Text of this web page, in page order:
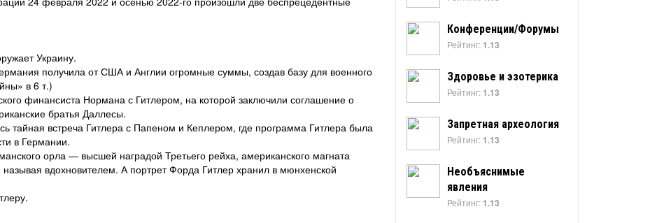
Украину.
получила от США и Англии огромные суммы, создав базу для военного
в 6 т.)
финансиста Нормана с Гитлером, на которой заключили соглашение о
братья Даллесы.
тайная встреча Гитлера с Папеном и Кеплером, где программа Гитлера была
в Германии.
орла — высшей наградой Третьего рейха, американского магната
вдохновителем. А портрет Форда Гитлер хранил в мюнхенской
Конференции/Форумы
Рейтинг: 1.13
Здоровье и эзотерика
Рейтинг: 1.13
Запретная археология
Рейтинг: 1.13
Необъяснимые
явления
Рейтинг: 1.13